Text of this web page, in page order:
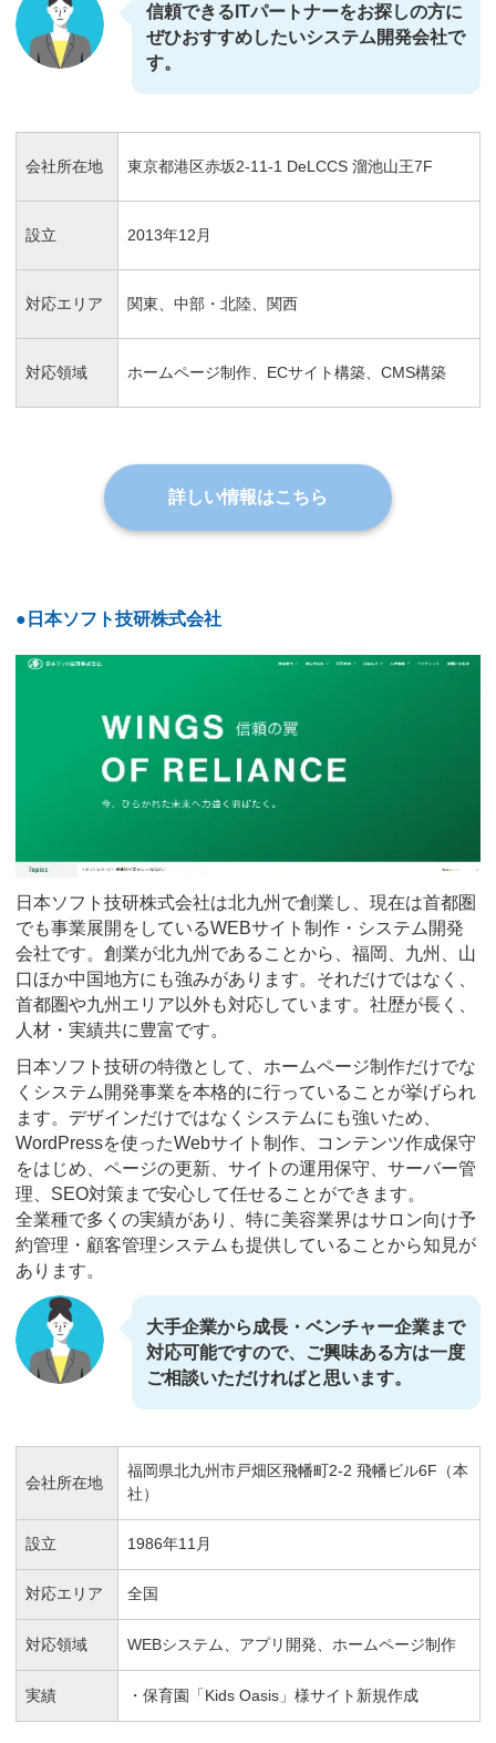
信頼できるITパートナーをお探しの方に
ぜひおすすめしたいシステム開発会社で
す。
会社所在地 東京都港区赤坂2-11-1 DeLCCS 溜池山王7F
設立 2013年12月
対応エリア 関東、中部・北陸、関西
対応領域 ホームページ制作、ECサイト構築、CMS構築
詳しい情報はこちら
●日本ソフト技研株式会社
日本ソフト技研株式会社は北九州で創業し、現在は首都圏
でも事業展開をしているWEBサイト制作・システム開発
会社です。創業が北九州であることから、福岡、九州、山
口ほか中国地方にも強みがあります。それだけではなく、
首都圏や九州エリア以外も対応しています。社歴が長く、
人材・実績共に豊富です。
日本ソフト技研の特徴として、ホームページ制作だけでな
くシステム開発事業を本格的に行っていることが挙げられ
ます。デザインだけではなくシステムにも強いため、
WordPressを使ったWebサイト制作、コンテンツ作成保守
をはじめ、ページの更新、サイトの運用保守、サーバー管
理、SEO対策まで安心して任せることができます。
全業種で多くの実績があり、特に美容業界はサロン向け予
約管理・顧客管理システムも提供していることから知見が
あります。
大手企業から成長・ベンチャー企業まで
対応可能ですので、ご興味ある方は一度
ご相談いただければと思います。
会社所在地
福岡県北九州市戸畑区飛幡町2-2 飛幡ビル6F（本
社）
設立 1986年11月
対応エリア 全国
対応領域 WEBシステム、アプリ開発、ホームページ制作
実績 ・保育園「Kids Oasis」様サイト新規作成